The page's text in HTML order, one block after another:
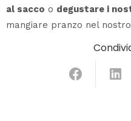
al sacco o degustare i
mangiare pranzo nel